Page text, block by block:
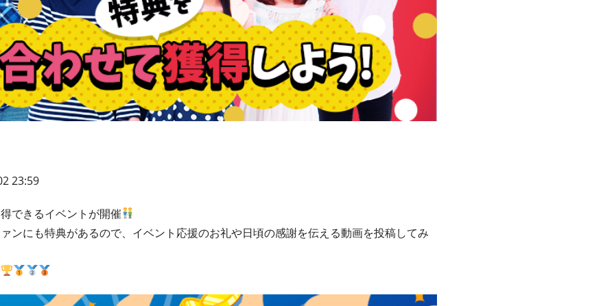
23:59
できるイベントが開催
ンにも特典があるので、イベント応援のお礼や日頃の感謝を伝える動画を投稿してみ